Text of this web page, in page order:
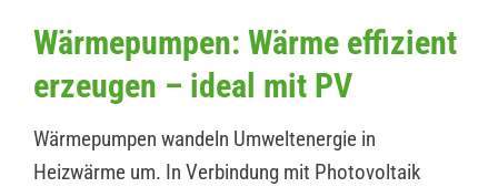
Wärmepumpen: Wärme effizient
erzeugen – ideal mit PV
Wärmepumpen wandeln Umweltenergie in
Heizwärme um. In Verbindung mit Photovoltaik